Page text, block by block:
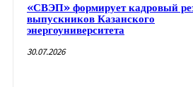
«СВЭП» формирует кадровый
выпускников Казанского
энергоуниверситета
30.07.2026